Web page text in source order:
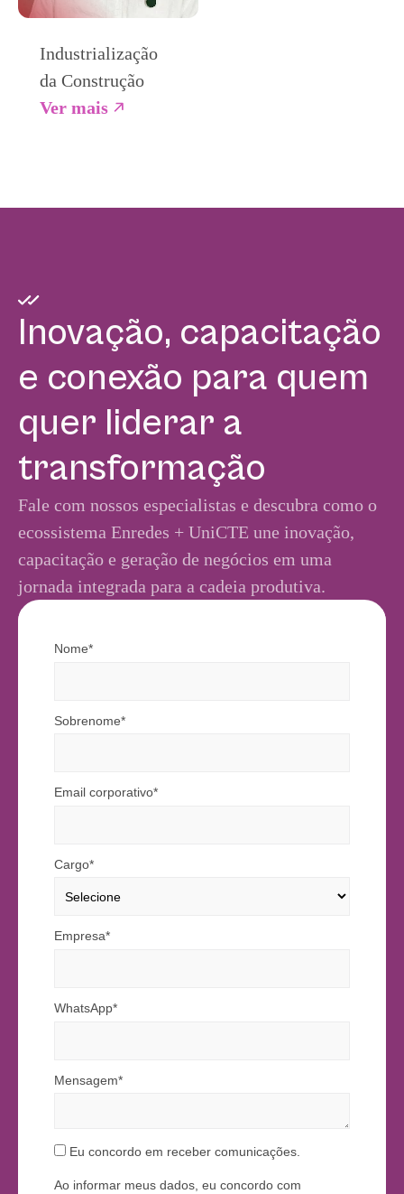
Industrialização
da Construção
Ver mais
Inovação, capacitação
e conexão para quem
quer liderar a
transformação
Fale com nossos especialistas e descubra como o
ecossistema Enredes + UniCTE une inovação,
capacitação e geração de negócios em uma
jornada integrada para a cadeia produtiva.
Nome*
Sobrenome*
Email corporativo*
Cargo*
Empresa*
WhatsApp*
Mensagem*
Eu concordo em receber comunicações.
Ao informar meus dados, eu concordo com